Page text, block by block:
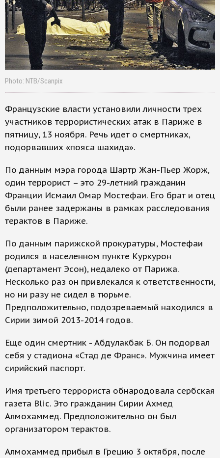
Photo: NTB/Scanpix
Французские власти установили личности трех
участников террористических атак в Париже в
пятницу, 13 ноября. Речь идет о смертниках,
подорвавших «пояса шахида».
По данным мэра города Шартр Жан-Пьер Жорж,
один террорист – это 29-летний гражданин
Франции Исмаил Омар Мостефаи. Его брат и отец
были ранее задержаны в рамках расследования
терактов в Париже.
По данным парижской прокуратуры, Мостефаи
родился в населенном пункте Куркурон
(департамент Эсон), недалеко от Парижа.
Несколько раз он привлекался к ответственности,
но ни разу не сидел в тюрьме.
Предположительно, подозреваемый находился в
Сирии зимой 2013-2014 годов.
Еще один смертник - Абдулакбак Б. Он подорвал
себя у стадиона «Стад де Франс». Мужчина имеет
сирийский паспорт.
Имя третьего террориста обнародовала сербская
газета Blic. Это гражданин Сирии Ахмед
Алмохаммед. Предположительно он был
организатором терактов.
Алмохаммед прибыл в Грецию 3 октября, после